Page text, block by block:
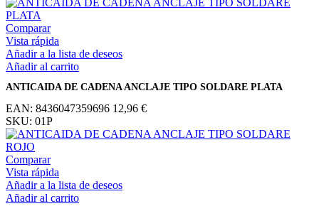
Comparar
Vista rápida
Añadir a la lista de deseos
Añadir al carrito
ANTICAIDA DE CADENA ANCLAJE TIPO SOLDARE PLATA
EAN: 8436047359696 12,96 €
SKU: 01P
Comparar
Vista rápida
Añadir a la lista de deseos
Añadir al carrito